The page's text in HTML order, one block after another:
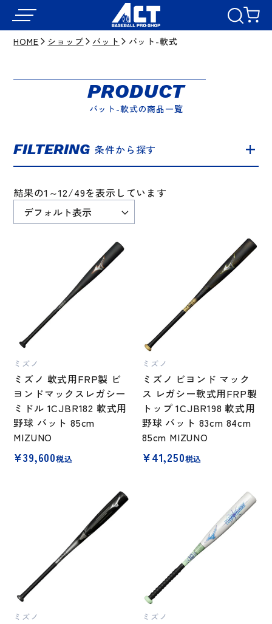
HOME ショップ バット バット-軟式
バット-軟式の商品一覧
PRODUCT
FILTERING 条件から探す
結果の1～12/49を表示しています
ミズノ
ミズノ 軟式用FRP製 ビ
ヨンドマックスレガシー
ミドル 1CJBR182 軟式用
野球 バット 85cm
MIZUNO
¥39,600税込
ミズノ
ミズノ ビヨンド マック
ス レガシー軟式用FRP製
トップ 1CJBR198 軟式用
野球 バット 83cm 84cm
85cm MIZUNO
¥41,250税込
ミズノ ミズノ